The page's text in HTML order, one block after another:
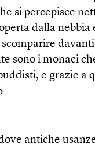
si percepisce
dalla nebbia
sono i monaci
e grazie a
antiche